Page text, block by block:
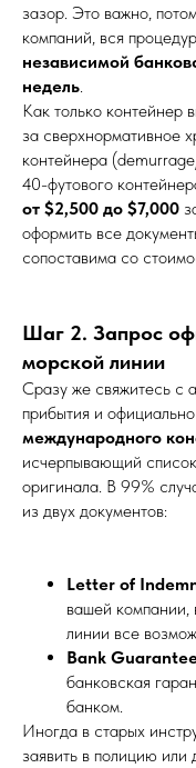
зазор. Это важно,
компаний, вся
независимой
недель
Как только контейнер
за сверхнормативное
контейнера
40-футового
от $2,500 до $7,000
оформить все
сопоставима со
Шаг 2. Запрос
морской линии
Сразу же свяжитесь с
прибытия и
международного
исчерпывающий
оригинала. В 99%
из двух документов:
Letter of
вашей компании,
линии все
Bank
банковская
банком.
Иногда в старых
заявить в полицию или